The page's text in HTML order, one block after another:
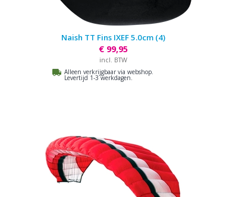
Naish TT Fins IXEF 5.0cm (4)
€ 99,95
incl. BTW
Alleen verkrijgbaar via webshop.
Levertijd 1-3 werkdagen.